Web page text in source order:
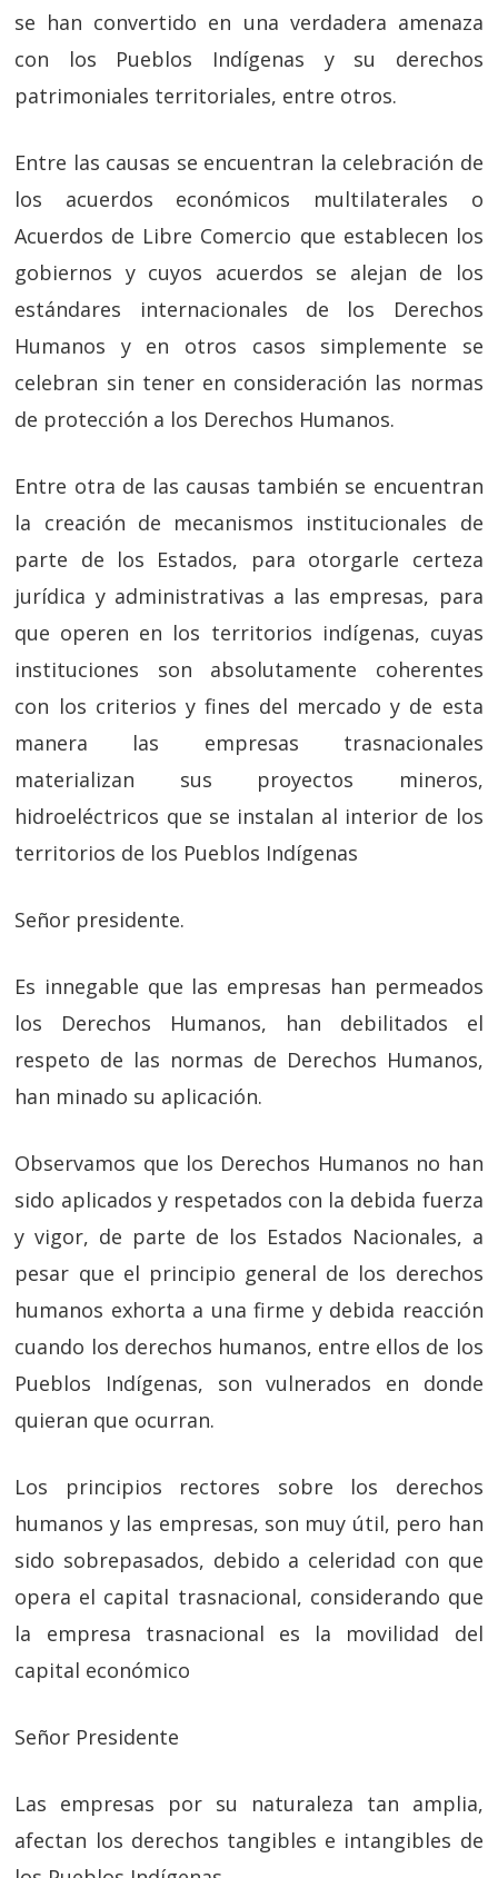
se han convertido en una verdadera amenaza
con los Pueblos Indígenas y su derechos
patrimoniales territoriales, entre otros.
Entre las causas se encuentran la celebración de
los acuerdos económicos multilaterales o
Acuerdos de Libre Comercio que establecen los
gobiernos y cuyos acuerdos se alejan de los
estándares internacionales de los Derechos
Humanos y en otros casos simplemente se
celebran sin tener en consideración las normas
de protección a los Derechos Humanos.
Entre otra de las causas también se encuentran
la creación de mecanismos institucionales de
parte de los Estados, para otorgarle certeza
jurídica y administrativas a las empresas, para
que operen en los territorios indígenas, cuyas
instituciones son absolutamente coherentes
con los criterios y fines del mercado y de esta
manera las empresas trasnacionales
materializan sus proyectos mineros,
hidroeléctricos que se instalan al interior de los
territorios de los Pueblos Indígenas
Señor presidente.
Es innegable que las empresas han permeados
los Derechos Humanos, han debilitados el
respeto de las normas de Derechos Humanos,
han minado su aplicación.
Observamos que los Derechos Humanos no han
sido aplicados y respetados con la debida fuerza
y vigor, de parte de los Estados Nacionales, a
pesar que el principio general de los derechos
humanos exhorta a una firme y debida reacción
cuando los derechos humanos, entre ellos de los
Pueblos Indígenas, son vulnerados en donde
quieran que ocurran.
Los principios rectores sobre los derechos
humanos y las empresas, son muy útil, pero han
sido sobrepasados, debido a celeridad con que
opera el capital trasnacional, considerando que
la empresa trasnacional es la movilidad del
capital económico
Señor Presidente
Las empresas por su naturaleza tan amplia,
afectan los derechos tangibles e intangibles de